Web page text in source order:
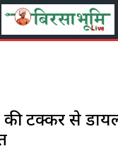
की टक्कर से